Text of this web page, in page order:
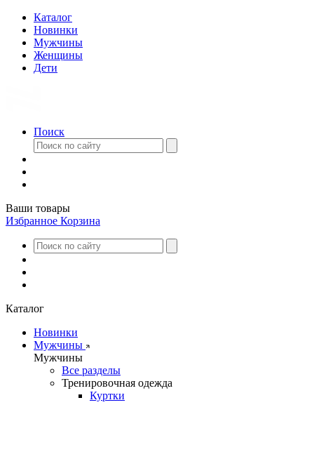
Каталог
Новинки
Мужчины
Женщины
Дети
Поиск
Ваши товары
Избранное Корзина
Каталог
Новинки
Мужчины
Мужчины
Все разделы
Тренировочная одежда
Куртки